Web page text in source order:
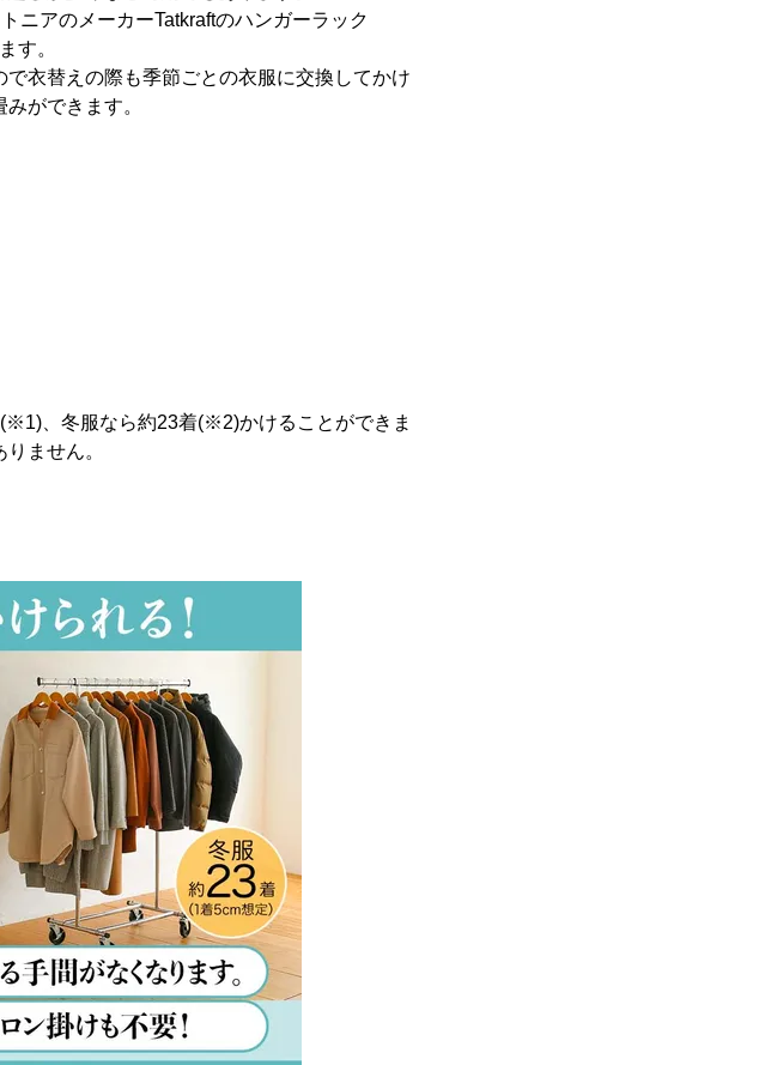
ニアのメーカーTatkraftのハンガーラック
す。
衣替えの際も季節ごとの衣服に交換してかけ
ができます。
、冬服なら約23着(※2)かけることができま
ません。